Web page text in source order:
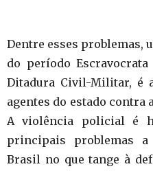
Dentre esses problemas,
do período
Ditadura Civil-Militar, é
agentes do estado contra
A violência policial é
principais problemas
Brasil no que tange à